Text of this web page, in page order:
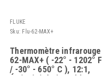
FLUKE
Sku: Flu-62-MAX+
Thermomètre infrarouge
62-MAX+ ( -22° - 1202° F
/ -30° - 650° C ), 12:1,
Émissivité ajustable